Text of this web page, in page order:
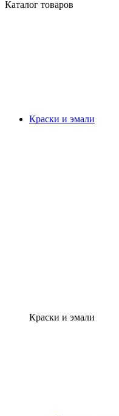
Каталог товаров
Краски и эмали
Краски и эмали